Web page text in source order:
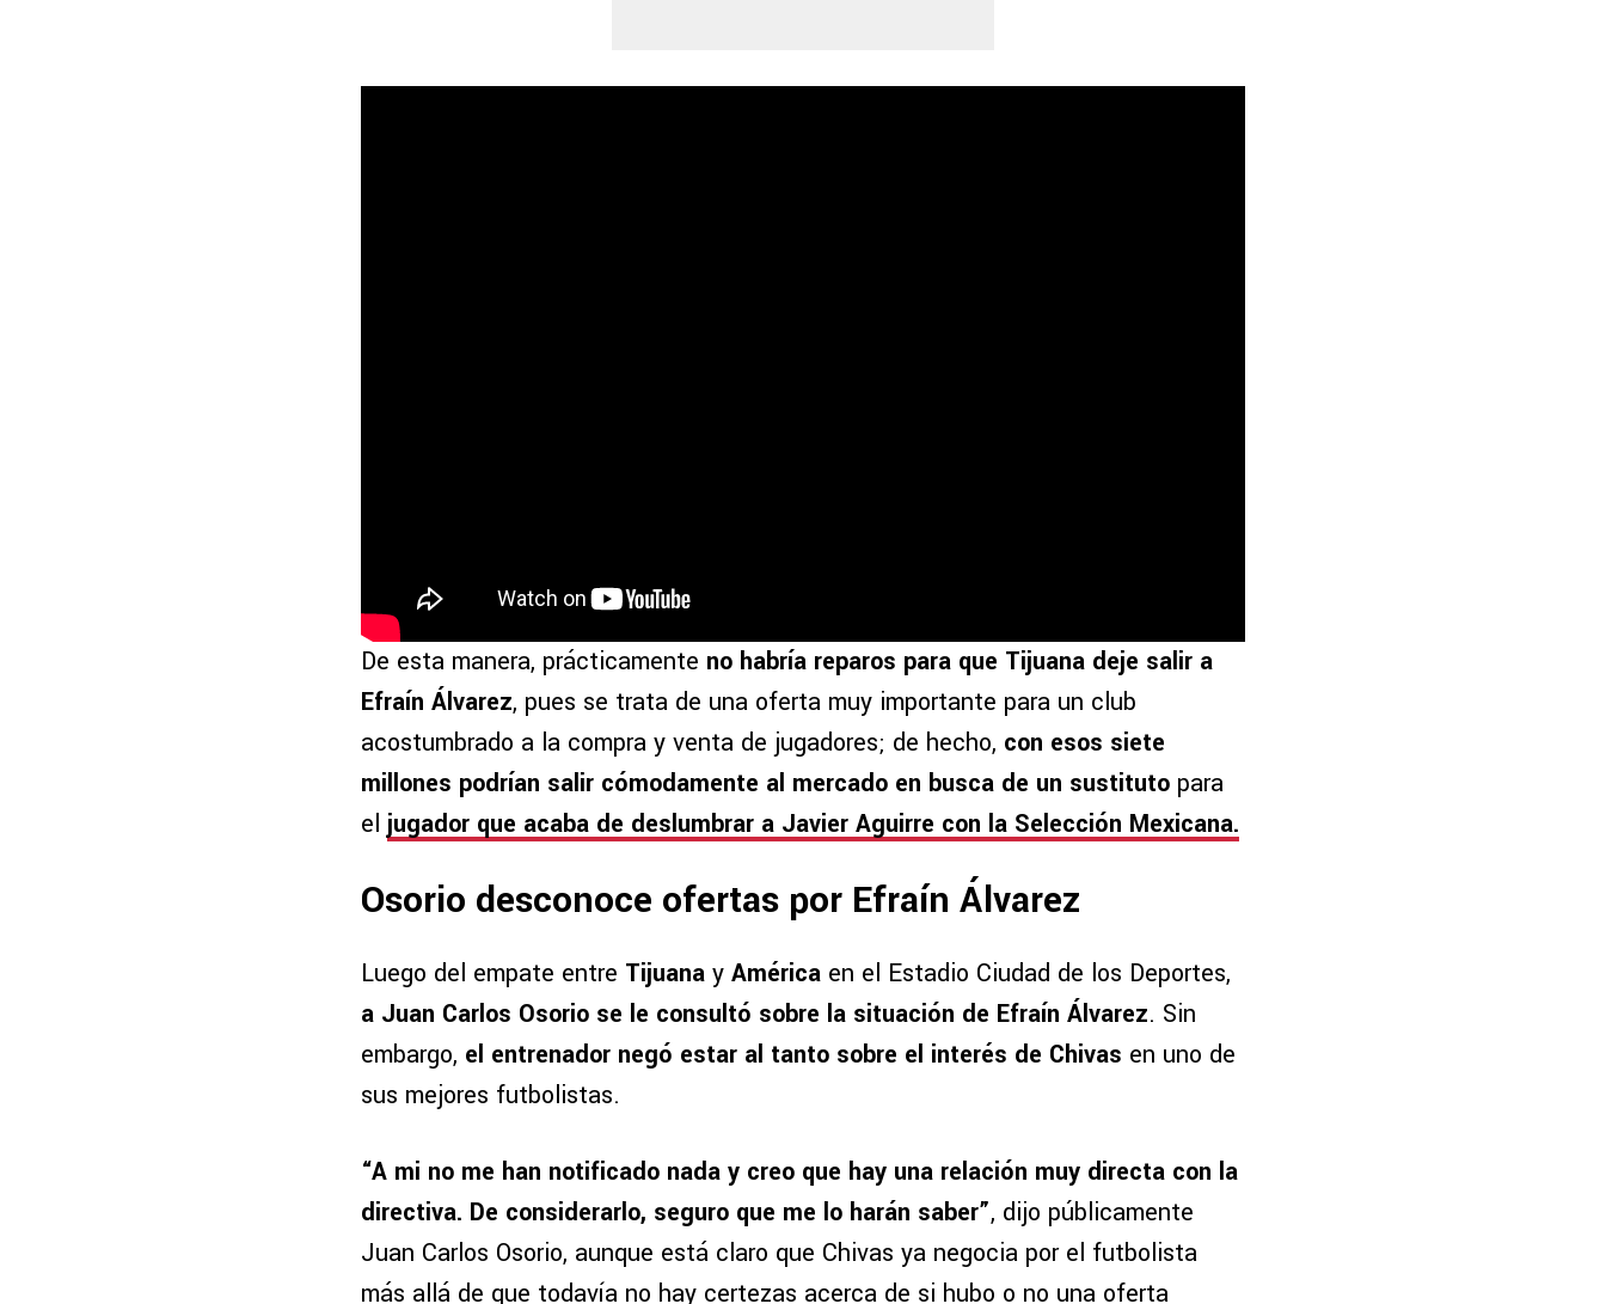
De esta manera, prácticamente no habría reparos para que Tijuana deje salir a
Efraín Álvarez, pues se trata de una oferta muy importante para un club
acostumbrado a la compra y venta de jugadores; de hecho, con esos siete
millones podrían salir cómodamente al mercado en busca de un sustituto para
el jugador que acaba de deslumbrar a Javier Aguirre con la Selección Mexicana.
Osorio desconoce ofertas por Efraín Álvarez
Luego del empate entre Tijuana y América en el Estadio Ciudad de los Deportes,
a Juan Carlos Osorio se le consultó sobre la situación de Efraín Álvarez. Sin
embargo, el entrenador negó estar al tanto sobre el interés de Chivas en uno de
sus mejores futbolistas.
“A mi no me han notificado nada y creo que hay una relación muy directa con la
directiva. De considerarlo, seguro que me lo harán saber”, dijo públicamente
Juan Carlos Osorio, aunque está claro que Chivas ya negocia por el futbolista
más allá de que todavía no hay certezas acerca de si hubo o no una oferta